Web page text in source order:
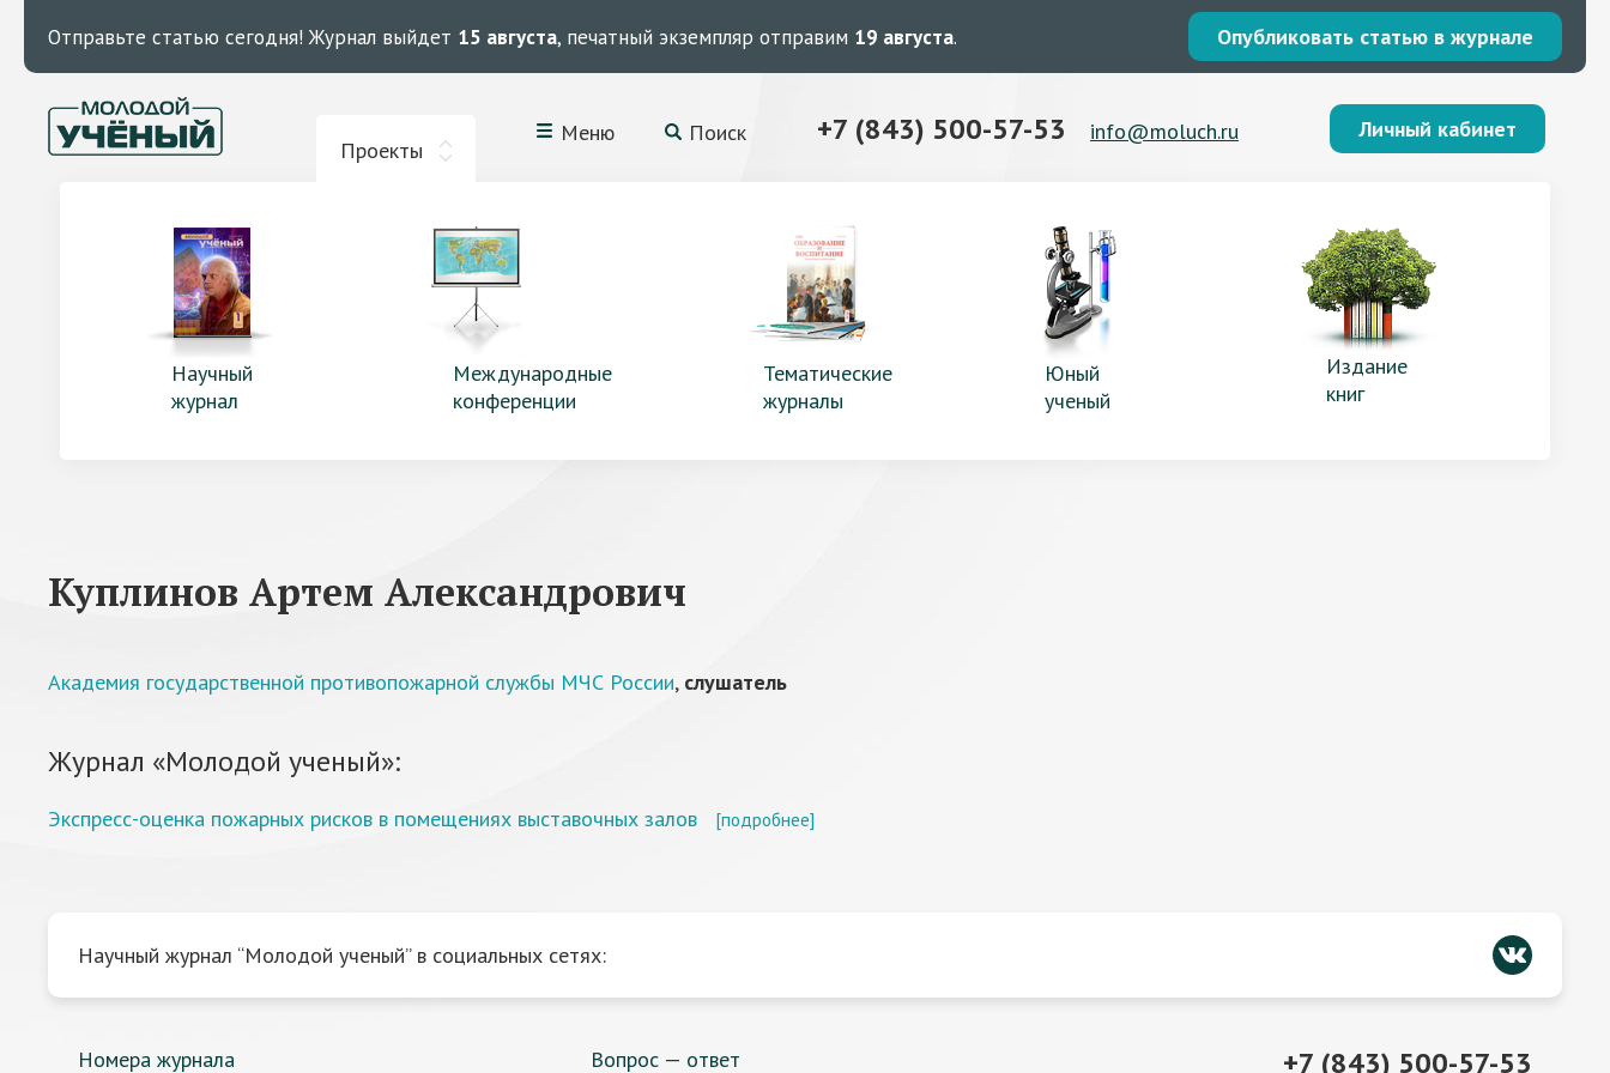
Отправьте статью сегодня! Журнал выйдет 15 августа, печатный экземпляр отправим 19 августа. Опубликовать статью в журнале
Проекты
Меню Поиск +7 (843) 500-57-53 info@moluch.ru Личный кабинет
Научный
журнал
Международные
конференции
Тематические
журналы
Юный
ученый
Издание
книг
Куплинов Артем Александрович
Академия государственной противопожарной службы МЧС России, слушатель
Журнал «Молодой ученый»:
Экспресс-оценка пожарных рисков в помещениях выставочных залов [подробнее]
Научный журнал “Молодой ученый” в социальных сетях:
Номера журнала Вопрос — ответ +7 (843) 500-57-53